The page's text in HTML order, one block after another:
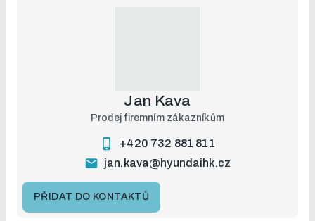
Jan Kava
Prodej firemním zákazníkům
+420 732 881 811
jan.kava@hyundaihk.cz
PŘIDAT DO KONTAKTŮ